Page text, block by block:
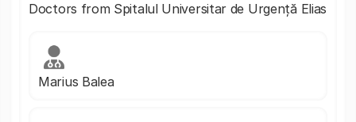
Doctors from Spitalul Universitar de Urgență Elias
Marius Balea